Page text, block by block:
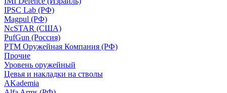
IPSC Lab (РФ)
Magpul (РФ)
NcSTAR (США)
PufGun (Россия)
РТМ Оружейная Компания (РФ)
Прочие
Уровень оружейный
Цевья и накладки на стволы
AKademia